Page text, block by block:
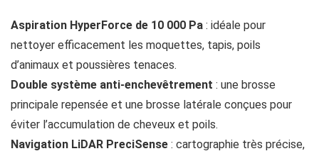
Aspiration HyperForce de 10 000 Pa : idéale pour
nettoyer efficacement les moquettes, tapis, poils
d’animaux et poussières tenaces.
Double système anti-enchevêtrement : une brosse
principale repensée et une brosse latérale conçues pour
éviter l’accumulation de cheveux et poils.
Navigation LiDAR PreciSense : cartographie très précise,